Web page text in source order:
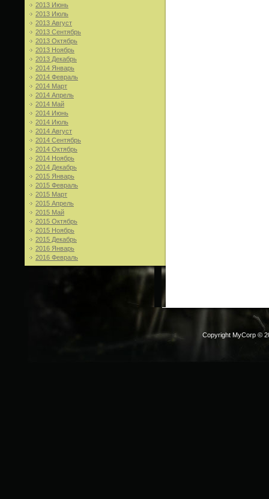
2013 Июнь
2013 Июль
2013 Август
2013 Сентябрь
2013 Октябрь
2013 Ноябрь
2013 Декабрь
2014 Январь
2014 Февраль
2014 Март
2014 Апрель
2014 Май
2014 Июнь
2014 Июль
2014 Август
2014 Сентябрь
2014 Октябрь
2014 Ноябрь
2014 Декабрь
2015 Январь
2015 Февраль
2015 Март
2015 Апрель
2015 Май
2015 Октябрь
2015 Ноябрь
2015 Декабрь
2016 Январь
2016 Февраль
Copyright MyCorp ©